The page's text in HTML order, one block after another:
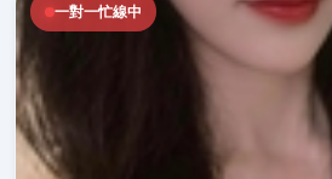
一對一忙線中